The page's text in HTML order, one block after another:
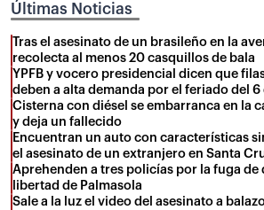
Últimas Noticias
Tras el asesinato de un brasileño en la
recolecta al menos 20 casquillos de bala
YPFB y vocero presidencial dicen que
deben a alta demanda por el feriado del 6
Cisterna con diésel se embarranca en la
y deja un fallecido
Encuentran un auto con características
el asesinato de un extranjero en Santa
Aprehenden a tres policías por la fuga de
libertad de Palmasola
Sale a la luz el video del asesinato a